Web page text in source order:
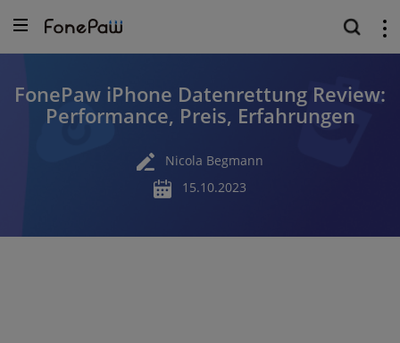
FonePaw iPhone Datenrettung Review:
Performance, Preis, Erfahrungen
Nicola Begmann
15.10.2023